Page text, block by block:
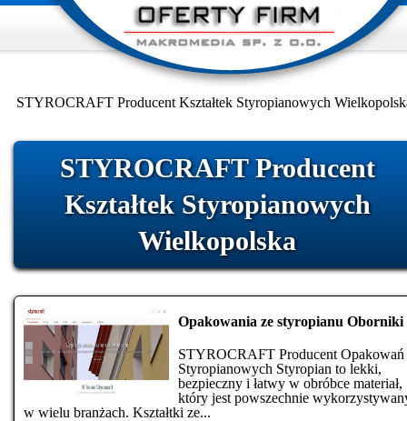
STYROCRAFT Producent Kształtek Styropianowych
STYROCRAFT Producent
Kształtek Styropianowych
Wielkopolska
Opakowania ze styropianu Oborniki
STYROCRAFT Producent Opakowań
Styropianowych Styropian to lekki,
bezpieczny i łatwy w obróbce materiał,
który jest powszechnie
w wielu branżach. Kształtki ze...